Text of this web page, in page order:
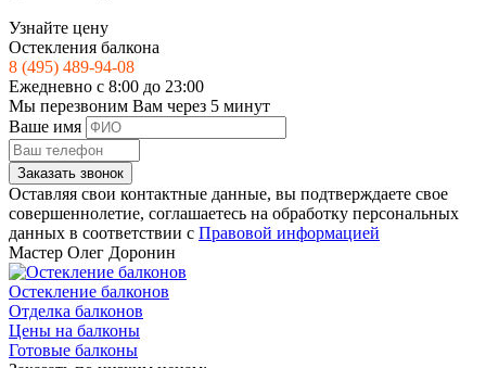
Узнайте цену
Остекления балкона
8 (495) 489-94-08
Ежедневно с 8:00 до 23:00
Мы перезвоним Вам через 5 минут
Ваше имя
Заказать звонок
Оставляя свои контактные данные, вы подтверждаете свое
совершеннолетие, соглашаетесь на обработку персональных
данных в соответствии с Правовой информацией
Мастер Олег Доронин
Остекление балконов
Отделка балконов
Цены на балконы
Готовые балконы